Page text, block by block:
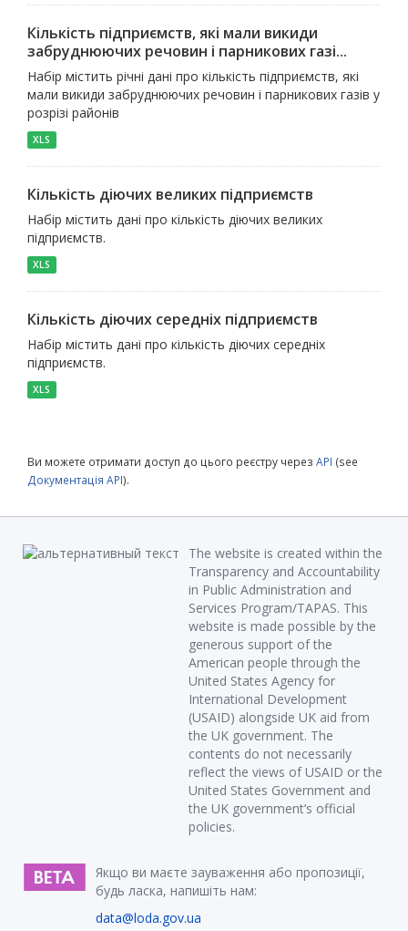
Кількість підприємств, які мали викиди
забруднюючих речовин і парникових газі...
Набір містить річні дані про кількість підприємств, які
мали викиди забруднюючих речовин і парникових газів у
розрізі районів
XLS
Кількість діючих великих підприємств
Набір містить дані про кількість діючих великих
підприємств.
XLS
Кількість діючих середніх підприємств
Набір містить дані про кількість діючих середніх
підприємств.
XLS
Ви можете отримати доступ до цього реєстру через API (see
Документація API).
The website is created within the
Transparency and Accountability
in Public Administration and
Services Program/TAPAS. This
website is made possible by the
generous support of the
American people through the
United States Agency for
International Development
(USAID) alongside UK aid from
the UK government. The
contents do not necessarily
reflect the views of USAID or the
United States Government and
the UK government’s official
policies.
Якщо ви маєте зауваження або пропозиції,
будь ласка, напишіть нам:
data@loda.gov.ua